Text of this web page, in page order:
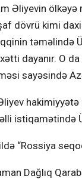
Əliyevin
dövrü kimi
təməlində
dayanır. O
sayəsində
hakimiyyətə
istiqamətində
“Rossiya
Dağlıq